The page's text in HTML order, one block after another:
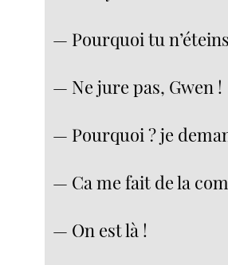
— Pourquoi tu
— Ne jure pas, Gwen !
— Pourquoi ? je
— Ca me fait de la
— On est là !